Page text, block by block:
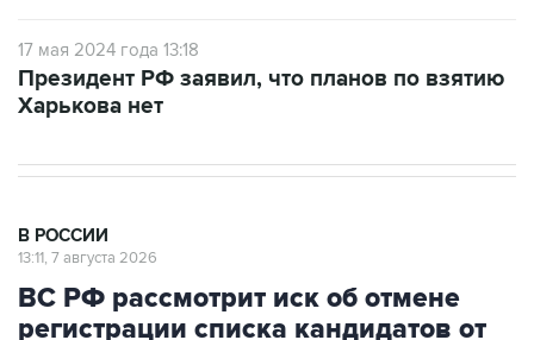
17 мая 2024 года 13:18
Президент РФ заявил, что планов по взятию
Харькова нет
В РОССИИ
13:11, 7 августа 2026
ВС РФ рассмотрит иск об отмене
регистрации списка кандидатов от